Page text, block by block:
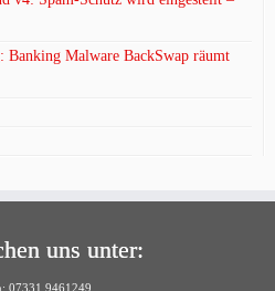
Banking Malware BackSwap räumt
uns unter:
07331 9461249